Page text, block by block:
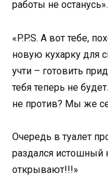
работы не останусь».
«P.P.S. А вот тебе,
новую кухарку для
учти – готовить
тебя теперь не
не против? Мы же
Очередь в туалет
раздался истошный
открывают!!!»